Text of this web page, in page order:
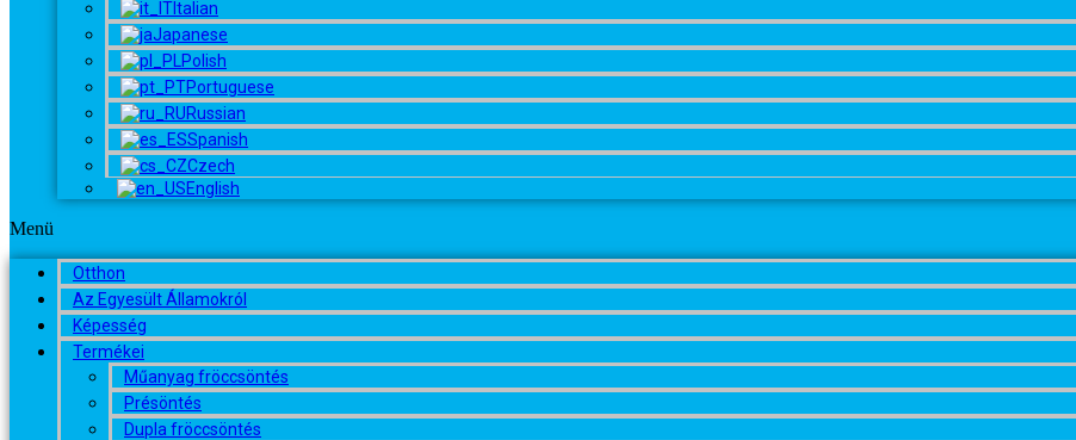
Italian
Japanese
Polish
Portuguese
Russian
Spanish
Czech
English
Menü
Otthon
Az Egyesült Államokról
Képesség
Termékei
Műanyag fröccsöntés
Présöntés
Dupla fröccsöntés